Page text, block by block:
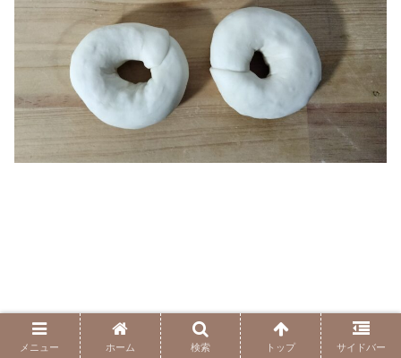
メニュー ホーム 検索 トップ サイドバー